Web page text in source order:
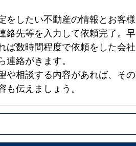
をしたい不動産の情報とお客様
絡先等を入力して依頼完了。早
ば数時間程度で依頼をした会社
連絡がきます。
や相談する内容があれば、その
も伝えましょう。